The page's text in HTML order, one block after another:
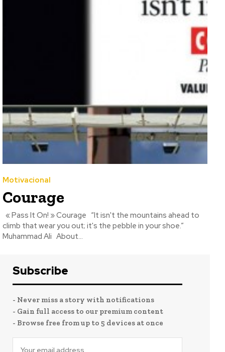
Motivacional
Courage
climb that wear you out; it's the pebble in your shoe.”
Muhammad Ali About...
Subscribe
- Never miss a story with notifications
- Gain full access to our premium content
- Browse free from up to 5 devices at once